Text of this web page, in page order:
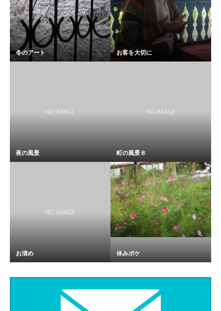
冬のアート お客を大切に
夜の風景 町の風景８
お清め 休みボケ